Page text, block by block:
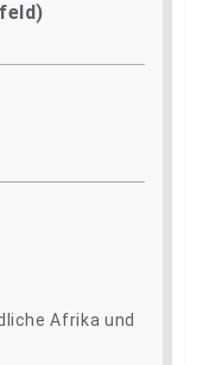
Afrika und